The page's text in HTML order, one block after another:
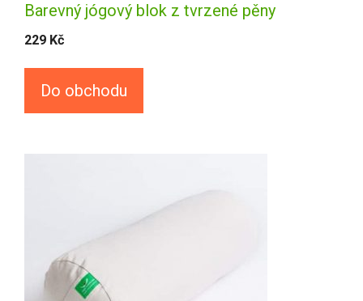
Barevný jógový blok z tvrzené pěny
229 Kč
Do obchodu